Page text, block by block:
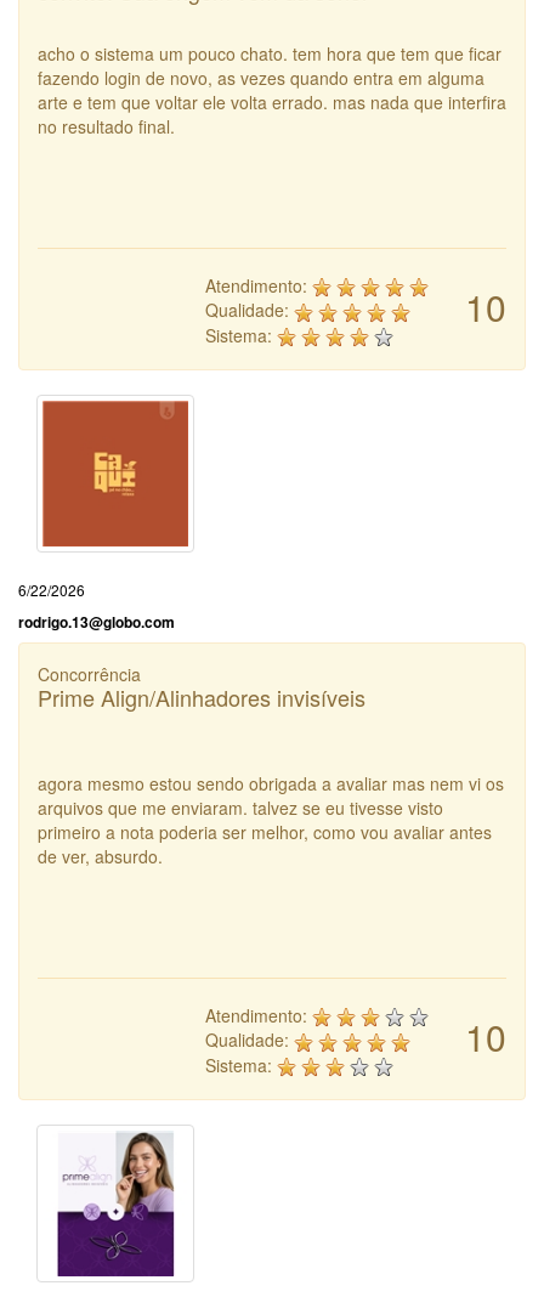
acho o sistema um pouco chato. tem hora que tem que ficar
fazendo login de novo, as vezes quando entra em alguma
arte e tem que voltar ele volta errado. mas nada que interfira
no resultado final.
10
Atendimento:
Qualidade:
Sistema:
6/22/2026
rodrigo.13@globo.com
Concorrência
Prime Align/Alinhadores invisíveis
agora mesmo estou sendo obrigada a avaliar mas nem vi os
arquivos que me enviaram. talvez se eu tivesse visto
primeiro a nota poderia ser melhor, como vou avaliar antes
de ver, absurdo.
10
Atendimento:
Qualidade:
Sistema: